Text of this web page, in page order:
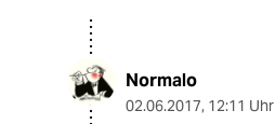
Normalo
02.06.2017, 12:11 Uhr